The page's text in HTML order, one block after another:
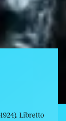
Libretto